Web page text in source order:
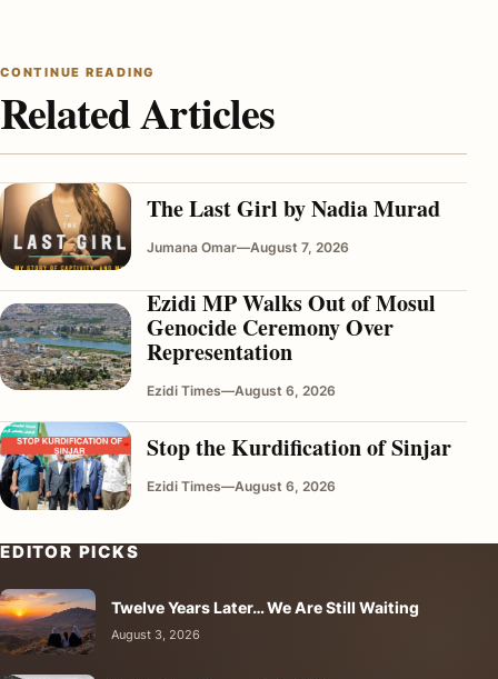
CONTINUE READING
Related Articles
The Last Girl by Nadia Murad
Jumana Omar—August 7, 2026
Ezidi MP Walks Out of Mosul
Genocide Ceremony Over
Representation
Ezidi Times—August 6, 2026
Stop the Kurdification of Sinjar
Ezidi Times—August 6, 2026
EDITOR PICKS
Twelve Years Later… We Are Still Waiting
August 3, 2026